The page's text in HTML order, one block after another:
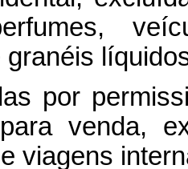
por
venda,
viagens